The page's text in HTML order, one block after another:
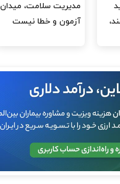
مدیریت سلامت، میدان
آزمون و خطا نیست